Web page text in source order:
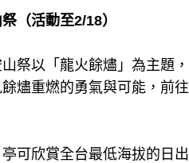
（活動至2/18）
祭以「龍火餘燼」為主題
燼重燃的勇氣與可能，前
可欣賞全台最低海拔的日